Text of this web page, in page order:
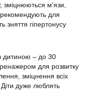
зміцнюються м'язи,
рекомендують для
зняття гіпертонусу
дитиною – до 30
для розвитку
зміцнення всіх
Діти дуже люблять